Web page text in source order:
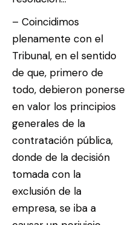
– Coincidimos
plenamente con el
Tribunal, en el sentido
de que, primero de
todo, debieron ponerse
en valor los principios
generales de la
contratación pública,
donde de la decisión
tomada con la
exclusión de la
empresa, se iba a